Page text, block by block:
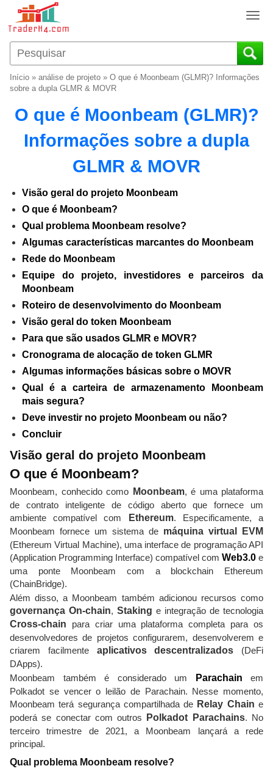
T
g
g
a
v
Início » análise de projeto » O que é Moonbeam (GLMR)? Informações
sobre a dupla GLMR & MOVR
O que é Moonbeam (GLMR)?
Informações sobre a dupla
GLMR & MOVR
Visão geral do projeto Moonbeam
O que é Moonbeam?
Qual problema Moonbeam resolve?
Algumas características marcantes do Moonbeam
Rede do Moonbeam
Equipe do projeto, investidores e parceiros da
Moonbeam
Roteiro de desenvolvimento do Moonbeam
Visão geral do token Moonbeam
Para que são usados GLMR e MOVR?
Cronograma de alocação de token GLMR
Algumas informações básicas sobre o MOVR
Qual é a carteira de armazenamento Moonbeam
mais segura?
Deve investir no projeto Moonbeam ou não?
Concluir
Visão geral do projeto Moonbeam
O que é Moonbeam?
Moonbeam, conhecido como Moonbeam, é uma plataforma
de contrato inteligente de código aberto que fornece um
ambiente compatível com
Ethereum. Especificamente, a
Moonbeam fornece um sistema de máquina virtual EVM
(Ethereum Virtual Machine), uma interface de programação API
(Application Programming Interface) compatível com Web3.0 e
uma ponte Moonbeam com a blockchain Ethereum
(ChainBridge).
Além disso, a Moonbeam também adicionou recursos como
governança On-chain, Staking e integração de tecnologia
Cross-chain para criar uma plataforma completa para os
desenvolvedores de projetos configurarem, desenvolverem e
criarem facilmente aplicativos descentralizados (DeFi
DApps).
Moonbeam também é considerado um
Parachain em
Polkadot se vencer o leilão de Parachain. Nesse momento,
Moonbeam terá segurança compartilhada de Relay Chain e
poderá se conectar com outros
Polkadot Parachains. No
terceiro trimestre de 2021, a Moonbeam lançará a rede
principal.
Qual problema Moonbeam resolve?